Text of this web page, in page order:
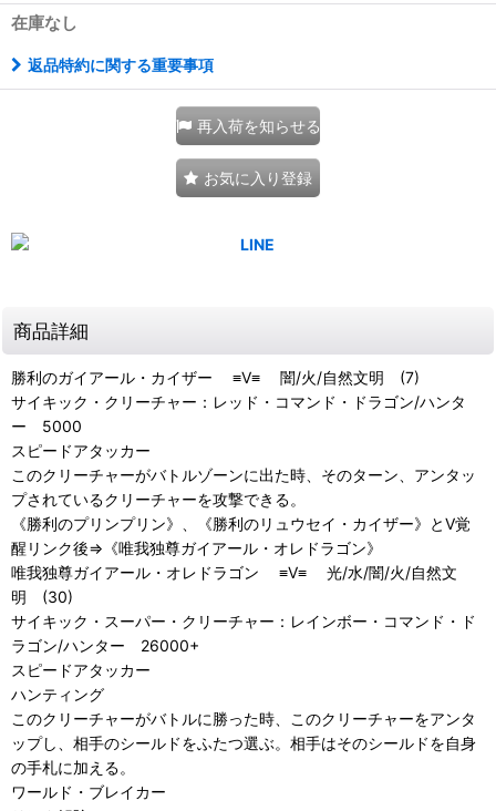
在庫なし
返品特約に関する重要事項
再入荷を知らせる
お気に入り登録
商品詳細
勝利のガイアール・カイザー ≡V≡ 闇/火/自然文明 (7)
サイキック・クリーチャー：レッド・コマンド・ドラゴン/ハンタ
ー 5000
スピードアタッカー
このクリーチャーがバトルゾーンに出た時、そのターン、アンタッ
プされているクリーチャーを攻撃できる。
《勝利のプリンプリン》、《勝利のリュウセイ・カイザー》とV覚
醒リンク後⇒《唯我独尊ガイアール・オレドラゴン》
唯我独尊ガイアール・オレドラゴン ≡V≡ 光/水/闇/火/自然文
明 (30)
サイキック・スーパー・クリーチャー：レインボー・コマンド・ド
ラゴン/ハンター 26000+
スピードアタッカー
ハンティング
このクリーチャーがバトルに勝った時、このクリーチャーをアンタ
ップし、相手のシールドをふたつ選ぶ。相手はそのシールドを自身
の手札に加える。
ワールド・ブレイカー